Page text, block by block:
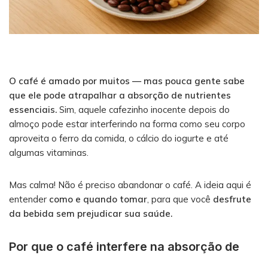
O café é amado por muitos — mas pouca gente sabe
que ele pode atrapalhar a absorção de nutrientes
essenciais. Sim, aquele cafezinho inocente depois do
almoço pode estar interferindo na forma como seu corpo
aproveita o ferro da comida, o cálcio do iogurte e até
algumas vitaminas.
Mas calma! Não é preciso abandonar o café. A ideia aqui é
entender como e quando tomar , para que você desfrute
da bebida sem prejudicar sua saúde.
Por que o café interfere na absorção de